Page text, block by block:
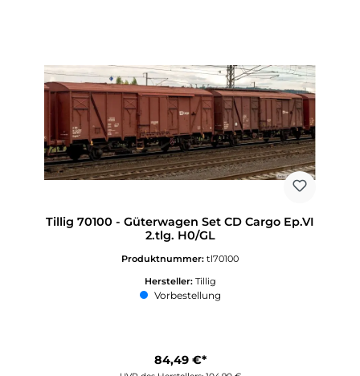
Tillig 70100 - Güterwagen Set CD Cargo Ep.VI
2.tlg. H0/GL
Produktnummer: tl70100
Hersteller: Tillig
Vorbestellung
84,49 €*